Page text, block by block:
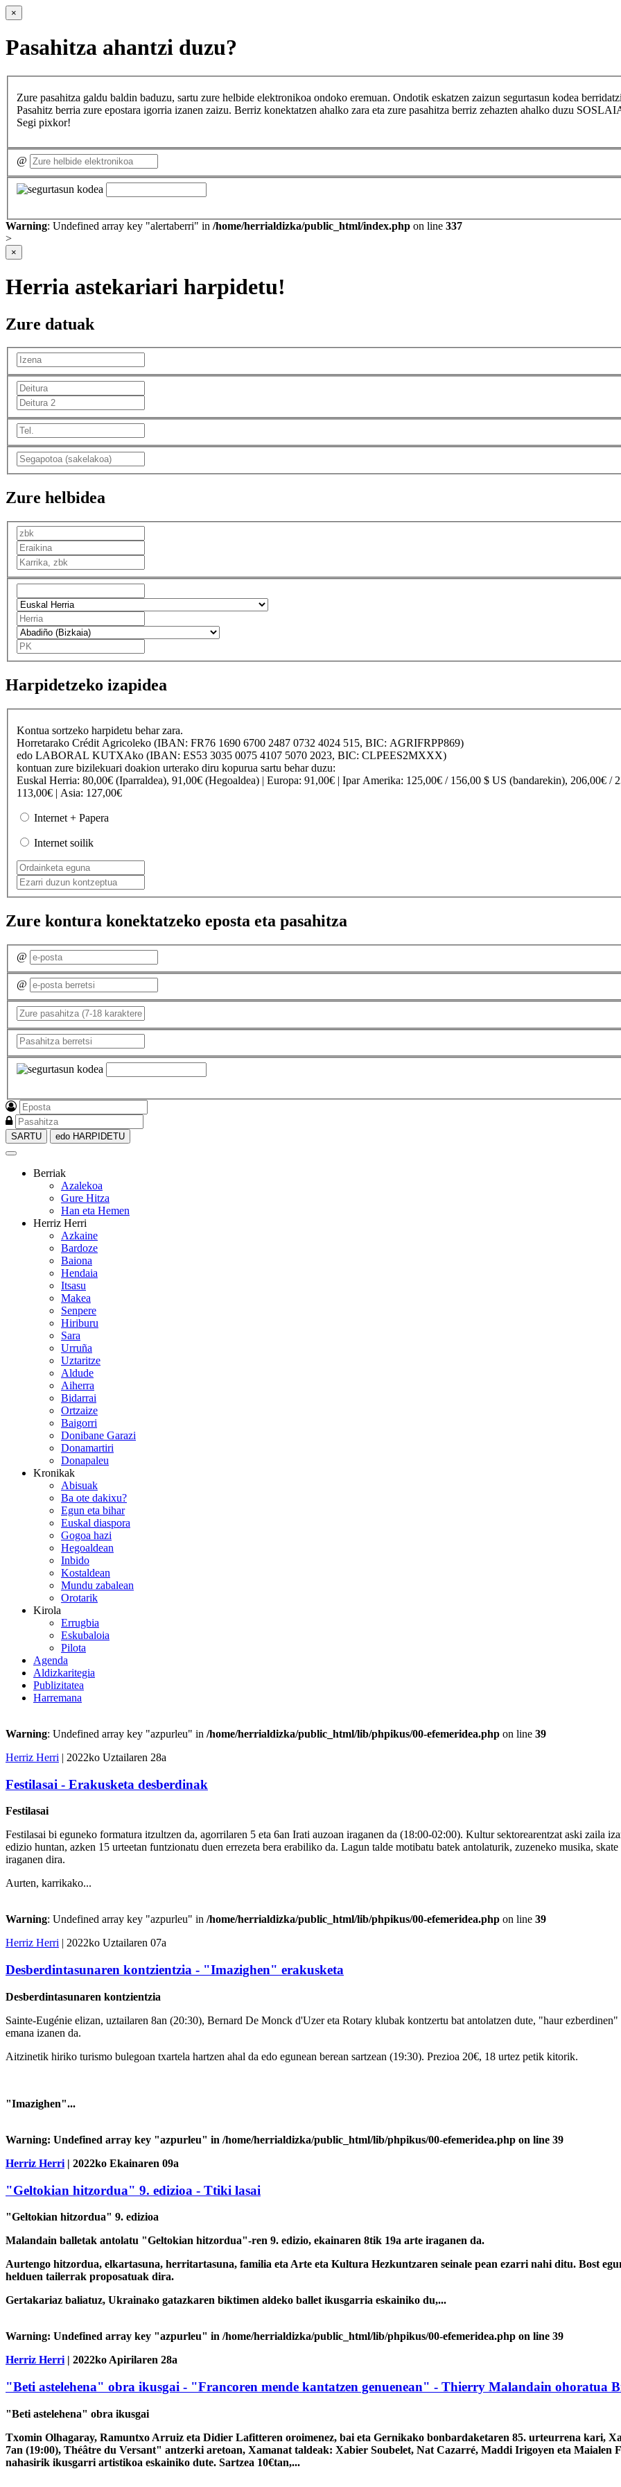
×
Pasahitza ahantzi duzu?
Zure pasahitza galdu baldin baduzu, sartu zure helbide elektronikoa ondoko eremuan. Ondotik eskatzen zaizun segurtasun kodea
Pasahitz berria zure epostara igorria izanen zaizu. Berriz konektatzen ahalko zara eta zure pasahitza berriz zehazten ahalko duzu
Segi pixkor!
@
Warning: Undefined array key "alertaberri" in /home/herrialdizka/public_html/index.php on line 337
>
×
Herria astekariari harpidetu!
Zure datuak
Zure helbidea
Harpidetzeko izapidea
Kontua sortzeko harpidetu behar zara.
Horretarako Crédit Agricoleko (IBAN: FR76 1690 6700 2487 0732 4024 515, BIC: AGRIFRPP869)
edo LABORAL KUTXAko (IBAN: ES53 3035 0075 4107 5070 2023, BIC: CLPEES2MXXX)
kontuan zure bizilekuari doakion urterako diru kopurua sartu behar duzu:
Euskal Herria: 80,00€ (Iparraldea), 91,00€ (Hegoaldea) | Europa: 91,00€ | Ipar Amerika: 125,00€ / 156,00 $ US (bandarekin), 206,00€ /
113,00€ | Asia: 127,00€
Internet + Papera
Internet soilik
Zure kontura konektatzeko eposta eta pasahitza
@
@
SARTU edo HARPIDETU
Berriak
Azalekoa
Gure Hitza
Han eta Hemen
Herriz Herri
Azkaine
Bardoze
Baiona
Hendaia
Itsasu
Makea
Senpere
Hiriburu
Sara
Urruña
Uztaritze
Aldude
Aiherra
Bidarrai
Ortzaize
Baigorri
Donibane Garazi
Donamartiri
Donapaleu
Kronikak
Abisuak
Ba ote dakixu?
Egun eta bihar
Euskal diaspora
Gogoa hazi
Hegoaldean
Inbido
Kostaldean
Mundu zabalean
Orotarik
Kirola
Errugbia
Eskubaloia
Pilota
Agenda
Aldizkaritegia
Publizitatea
Harremana
Warning: Undefined array key "azpurleu" in /home/herrialdizka/public_html/lib/phpikus/00-efemeridea.php on line 39
Herriz Herri | 2022ko Uztailaren 28a
Festilasai - Erakusketa desberdinak
Festilasai
Festilasai bi eguneko formatura itzultzen da, agorrilaren 5 eta 6an Irati auzoan iraganen da (18:00-02:00). Kultur sektorearentzat aski zaila
edizio huntan, azken 15 urteetan funtzionatu duen errezeta bera erabiliko da. Lagun talde motibatu batek antolaturik, zuzeneko musika,
iraganen dira.
Aurten, karrikako...
Warning: Undefined array key "azpurleu" in /home/herrialdizka/public_html/lib/phpikus/00-efemeridea.php on line 39
Herriz Herri | 2022ko Uztailaren 07a
Desberdintasunaren kontzientzia - "Imazighen" erakusketa
Desberdintasunaren kontzientzia
Sainte-Eugénie elizan, uztailaren 8an (20:30), Bernard De Monck d'Uzer eta Rotary klubak kontzertu bat antolatzen dute, "haur
emana izanen da.
Aitzinetik hiriko turismo bulegoan txartela hartzen ahal da edo egunean berean sartzean (19:30). Prezioa 20€, 18 urtez petik kitorik.
"Imazighen"...
Warning: Undefined array key "azpurleu" in /home/herrialdizka/public_html/lib/phpikus/00-efemeridea.php on line 39
Herriz Herri | 2022ko Ekainaren 09a
"Geltokian hitzordua" 9. edizioa - Ttiki lasai
"Geltokian hitzordua" 9. edizioa
Malandain balletak antolatu "Geltokian hitzordua"-ren 9. edizio, ekainaren 8tik 19a arte iraganen da.
Aurtengo hitzordua, elkartasuna, herritartasuna, familia eta Arte eta Kultura Hezkuntzaren seinale pean ezarri nahi ditu. Bost
helduen tailerrak proposatuak dira.
Gertakariaz baliatuz, Ukrainako gatazkaren biktimen aldeko ballet ikusgarria eskainiko du,...
Warning: Undefined array key "azpurleu" in /home/herrialdizka/public_html/lib/phpikus/00-efemeridea.php on line 39
Herriz Herri | 2022ko Apirilaren 28a
"Beti astelehena" obra ikusgai - "Francoren mende kantatzen genuenean" - Thierry Malandain ohoratua
"Beti astelehena" obra ikusgai
Txomin Olhagaray, Ramuntxo Arruiz eta Didier Lafitteren oroimenez, bai eta Gernikako bonbardaketaren 85. urteurrena kari,
7an (19:00), Théâtre du Versant" antzerki aretoan, Xamanat taldeak: Xabier Soubelet, Nat Cazarré, Maddi Irigoyen eta
nahasirik ikusgarri artistikoa eskainiko dute. Sartzea 10€tan,...